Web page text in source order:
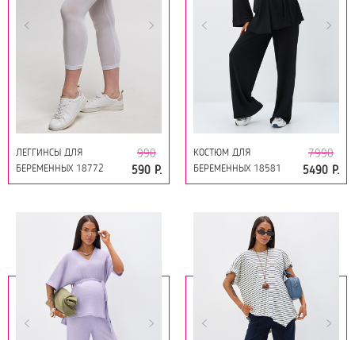
ЛЕГГИНСЫ ДЛЯ
БЕРЕМЕННЫХ 18772
БЕЛЫЙ
990
590 Р.
КОСТЮМ ДЛЯ
БЕРЕМЕННЫХ 18581
ЧЁРНЫЙ
7990
5490 Р.